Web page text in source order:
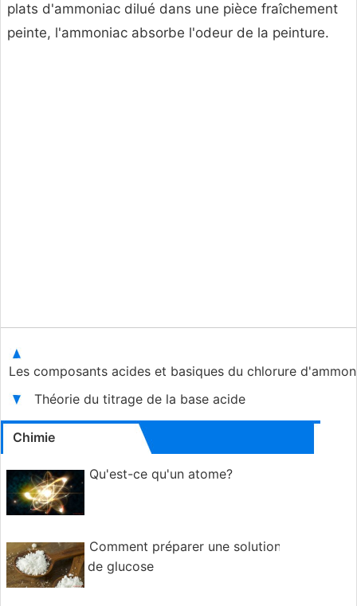
plats d'ammoniac dilué dans une pièce fraîchement
peinte, l'ammoniac absorbe l'odeur de la peinture.
Les composants acides et basiques du chlorure
Théorie du titrage de la base acide
Chimie
Qu'est-ce qu'un atome?
Comment préparer une solution
de glucose